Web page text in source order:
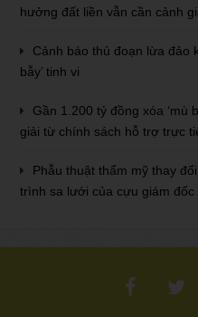
hưởng đất liền vẫn cần cảnh
Cảnh báo thủ đoạn lừa đảo
bẫy’ tinh vi
Gần 1.200 tỷ đồng xóa ‘mù
giải từ chính sách hỗ trợ trực
Phẫu thuật thẩm mỹ thay
trình sa lưới của cựu giám